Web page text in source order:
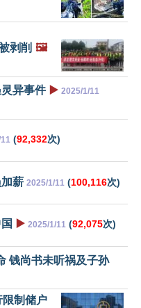
剥削 🖼️
异事件 ▶️ 2025/1/11
(92,332次)
薪 2025/1/11 (100,116次)
▶️ 2025/1/11 (92,075次)
钱尚书未听祸及子孙
限制储户